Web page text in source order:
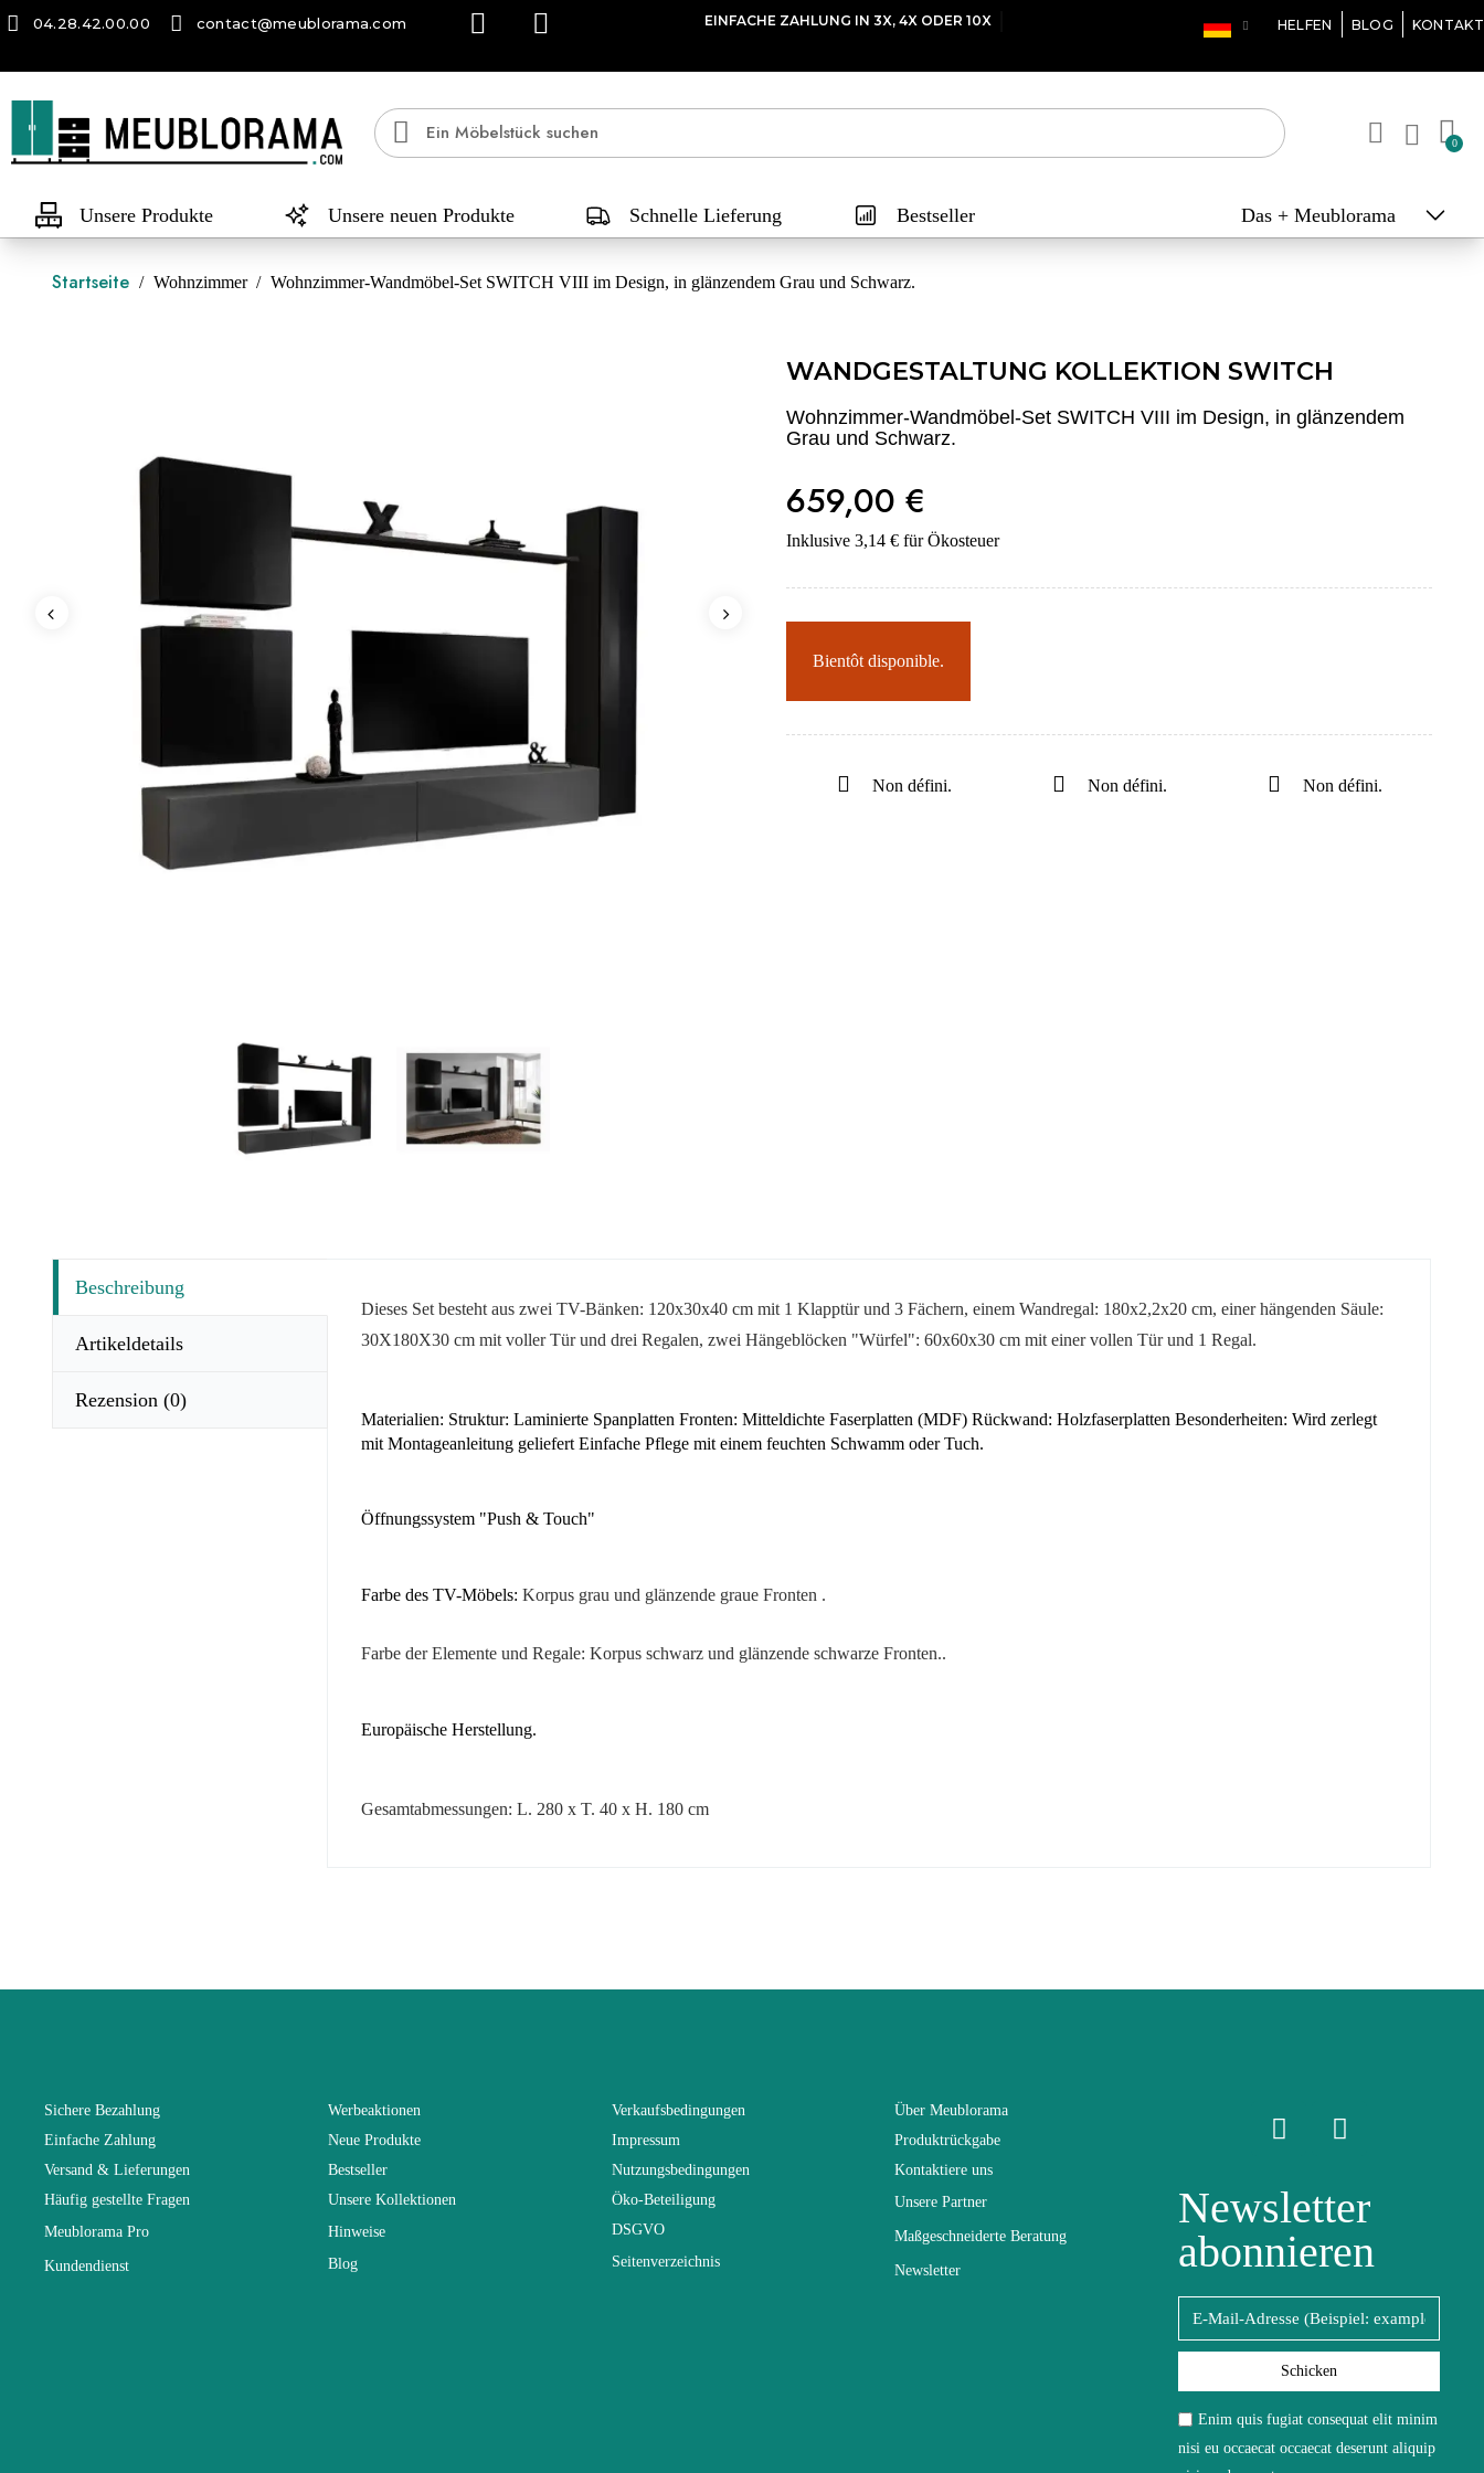
04.28.42.00.00 contact@meublorama.com EINFACHE ZAHLUNG IN 3X, 4X ODER 10X HELFEN BLOG KONTAKT
Unsere Produkte Unsere neuen Produkte Schnelle Lieferung Bestseller Das + Meublorama
Startseite Wohnzimmer Wohnzimmer-Wandmöbel-Set SWITCH VIII im Design, in glänzendem Grau und Schwarz.
WANDGESTALTUNG KOLLEKTION SWITCH
Wohnzimmer-Wandmöbel-Set SWITCH VIII im Design, in glänzendem
Grau und Schwarz.
659,00 €
Inklusive 3,14 € für Ökosteuer
Bientôt disponible.
Non défini. Non défini. Non défini.
Beschreibung
Artikeldetails
Rezension (0)
Dieses Set besteht aus zwei TV-Bänken: 120x30x40 cm mit 1 Klapptür und 3 Fächern, einem Wandregal: 180x2,2x20 cm, einer hängenden Säule:
30X180X30 cm mit voller Türund drei Regalen, zwei Hängeblöcken "Würfel": 60x60x30 cm mit einer vollen Tür und 1 Regal.
Materialien: Struktur: Laminierte Spanplatten Fronten: Mitteldichte Faserplatten (MDF) Rückwand: Holzfaserplatten Besonderheiten: Wird zerlegt
mit Montageanleitung geliefert Einfache Pflege mit einem feuchten Schwamm oder Tuch.
Öffnungssystem "Push & Touch"
Farbe des TV-Möbels: Korpus grau und glänzende graue Fronten .
Farbe der Elemente und Regale: Korpus schwarz und glänzende schwarze Fronten..
Europäische Herstellung.
Gesamtabmessungen: L. 280 x T. 40 x H. 180 cm
Lieferzeiten (Anz. Tage)
Sichere Bezahlung
Einfache Zahlung
Versand & Lieferungen
Häufig gestellte Fragen
Meublorama Pro
Kundendienst
Werbeaktionen
Neue Produkte
Bestseller
Unsere Kollektionen
Hinweise
Blog
Verkaufsbedingungen
Impressum
Nutzungsbedingungen
Öko-Beteiligung
DSGVO
Seitenverzeichnis
Über Meublorama
Produktrückgabe
Kontaktiere uns
Unsere Partner
Maßgeschneiderte Beratung
Newsletter
Newsletter
abonnieren
Schicken
Enim quis fugiat consequat elit minim
nisi eu occaecat occaecat deserunt aliquip